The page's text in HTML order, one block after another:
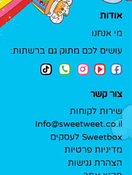
אודות
מי אנחנו
עושים לכם מתוק גם ברשתות:
צור קשר
שירות לקוחות
Info@sweetweet.co.il
Sweetbox לעסקים
מדיניות פרטיות
הצהרת נגישות